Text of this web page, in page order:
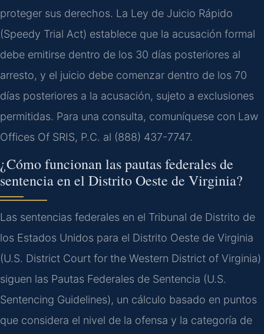
proteger sus derechos. La Ley de Juicio Rápido
(Speedy Trial Act) establece que la acusación formal
debe emitirse dentro de los 30 días posteriores al
arresto, y el juicio debe comenzar dentro de los 70
días posteriores a la acusación, sujeto a exclusiones
permitidas. Para una consulta, comuníquese con Law
Offices Of SRIS, P.C. al (888) 437-7747.
¿Cómo funcionan las pautas federales de
sentencia en el Distrito Oeste de Virginia?
Las sentencias federales en el Tribunal de Distrito de
los Estados Unidos para el Distrito Oeste de Virginia
(U.S. District Court for the Western District of Virginia)
siguen las Pautas Federales de Sentencia (U.S.
Sentencing Guidelines), un cálculo basado en puntos
que considera el nivel de la ofensa y la categoría de